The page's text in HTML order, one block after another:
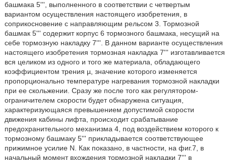
башмака 5''', выполненного в соответствии с четвертым
вариантом осуществления настоящего изобретения, в
соприкосновение с направляющим рельсом 3. Тормозной
башмак 5''' содержит корпус 6 тормозного башмака, несущий на
себе тормозную накладку 7'''. В данном варианте осуществления
настоящего изобретения тормозная накладка 7''' изготавливается
вся целиком из одного и того же материала, обладающего
коэффициентом трения µ, значение которого изменяется
пропорционально температуре нагревания тормозной накладки
при ее скольжении. Сразу же после того как регулятором-
ограничителем скорости будет обнаружена ситуация,
характеризующаяся превышением допустимой скорости
движения кабины лифта, происходит срабатывание
предохранительного механизма 4, под воздействием которого к
тормозному башмаку 5''' прикладывается соответствующее
прижимное усилие N. Как показано, в частности, на фиг.7, в
начальный момент вхождения тормозной накладки 7''' в